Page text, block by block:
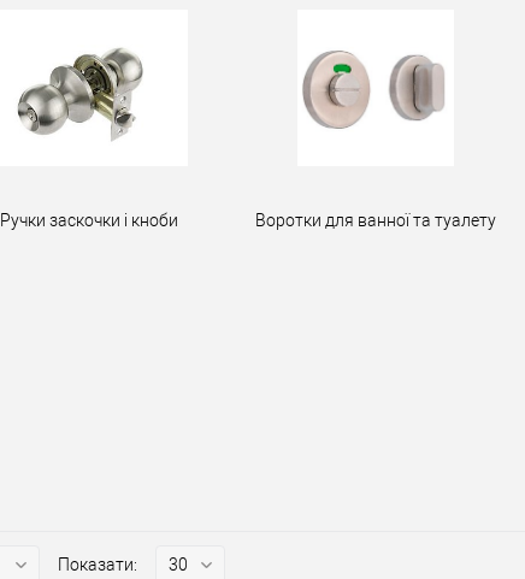
Ручки заскочки і кноби Воротки для ванної та туалету
Показати: